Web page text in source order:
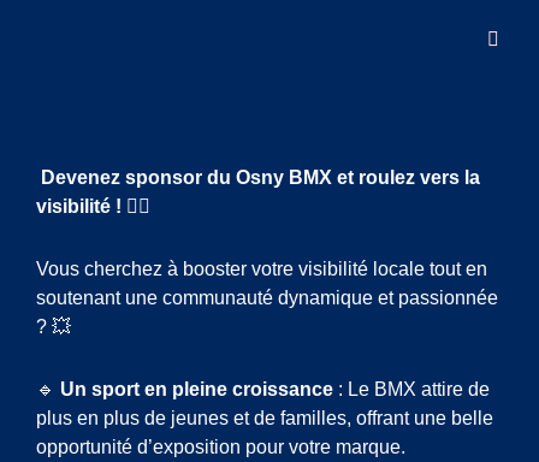
Devenez sponsor du Osny BMX et roulez vers la
visibilité ! 🚴‍♀️
Vous cherchez à booster votre visibilité locale tout en
soutenant une communauté dynamique et passionnée
? 💥
🔹 Un sport en pleine croissance : Le BMX attire de
plus en plus de jeunes et de familles, offrant une belle
opportunité d’exposition pour votre marque.